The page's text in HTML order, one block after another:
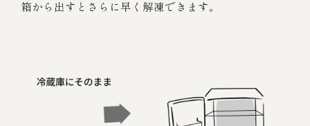
箱から出すとさらに早く解凍できます。